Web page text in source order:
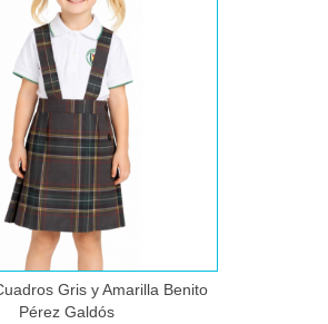
Comprar
Gris y Amarilla Benito
Pérez Galdós